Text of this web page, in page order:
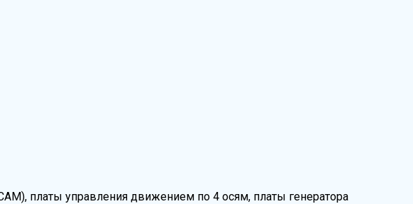
платы управления движением по 4 осям, платы генератора